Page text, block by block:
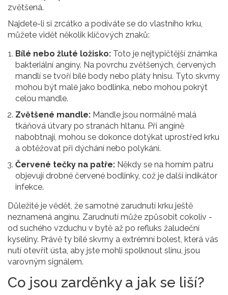
zvětšená.
Najdete-li si zrcátko a podíváte se do vlastního krku,
můžete vidět několik klíčových znaků:
Bílé nebo žluté ložisko: Toto je nejtypičtější známka
bakteriální angíny. Na povrchu zvětšených, červených
mandlí se tvoří bílé body nebo pláty hnisu. Tyto skvrny
mohou být malé jako bodlinka, nebo mohou pokrýt
celou mandle.
Zvětšené mandle: Mandle jsou normálně malá
tkáňová útvary po stranách hltanu. Při angíně
nabobtnají, mohou se dokonce dotýkat uprostřed krku
a obtěžovat při dýchání nebo polykání.
Červené tečky na patře: Někdy se na horním patru
objevují drobné červené bodlinky, což je další indikátor
infekce.
Důležité je vědět, že samotné zarudnutí krku ještě
neznamená angínu. Zarudnutí může způsobit cokoliv -
od suchého vzduchu v bytě až po refluks žaludeční
kyseliny. Právě ty bílé skvrny a extrémní bolest, která vás
nutí otevřít ústa, aby jste mohli spolknout slinu, jsou
varovným signálem.
Co jsou zarděnky a jak se liší?